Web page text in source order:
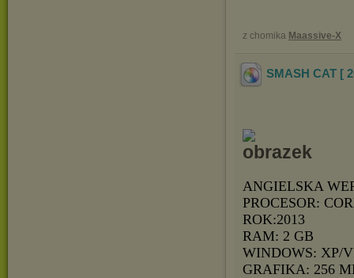
z chomika Maassive-X
SMASH CAT [
ANGIELSKA
PROCESOR:
ROK:2013
RAM: 2 GB
WINDOWS: XP/
GRAFIKA: 256